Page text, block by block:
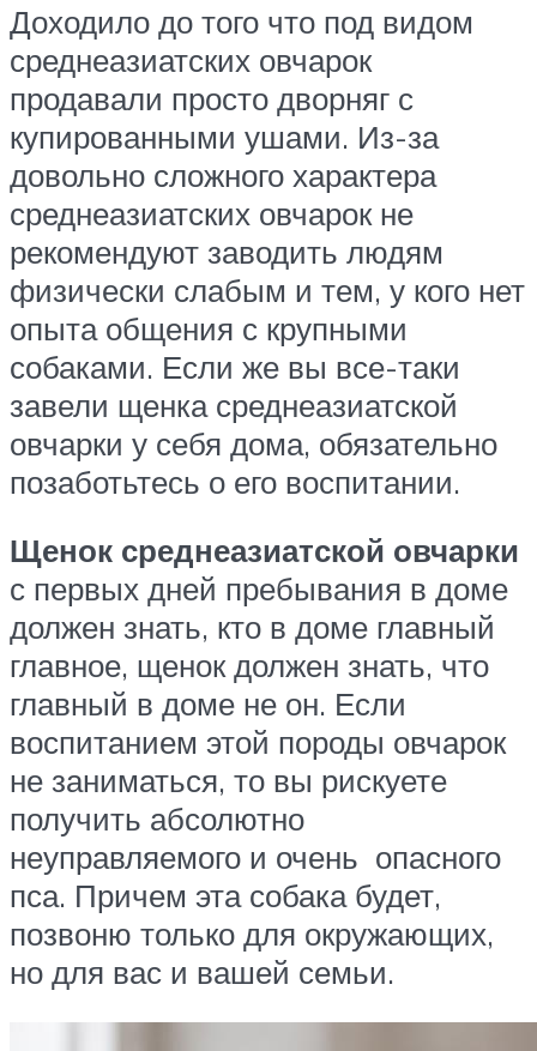
Доходило до того что под видом
среднеазиатских овчарок
продавали просто дворняг с
купированными ушами. Из-за
довольно сложного характера
среднеазиатских овчарок не
рекомендуют заводить людям
физически слабым и тем, у кого нет
опыта общения с крупными
собаками. Если же вы все-таки
завели щенка среднеазиатской
овчарки у себя дома, обязательно
позаботьтесь о его воспитании.
Щенок среднеазиатской овчарки
с первых дней пребывания в доме
должен знать, кто в доме главный
главное, щенок должен знать, что
главный в доме не он. Если
воспитанием этой породы овчарок
не заниматься, то вы рискуете
получить абсолютно
неуправляемого и очень опасного
пса. Причем эта собака будет,
позвоню только для окружающих,
но для вас и вашей семьи.